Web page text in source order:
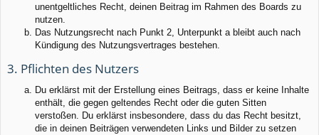
unentgeltliches Recht, deinen Beitrag im Rahmen des Boards zu
nutzen.
Das Nutzungsrecht nach Punkt 2, Unterpunkt a bleibt auch nach
Kündigung des Nutzungsvertrages bestehen.
3. Pflichten des Nutzers
Du erklärst mit der Erstellung eines Beitrags, dass er keine Inhalte
enthält, die gegen geltendes Recht oder die guten Sitten
verstoßen. Du erklärst insbesondere, dass du das Recht besitzt,
die in deinen Beiträgen verwendeten Links und Bilder zu setzen